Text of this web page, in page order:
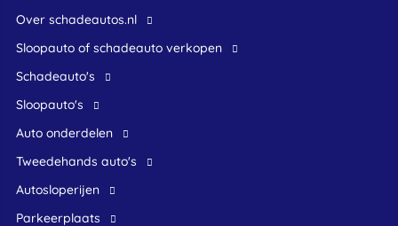
Over schadeautos.nl
Sloopauto of schadeauto verkopen
Schadeauto's
Sloopauto's
Auto onderdelen
Tweedehands auto's
Autosloperijen
Parkeerplaats